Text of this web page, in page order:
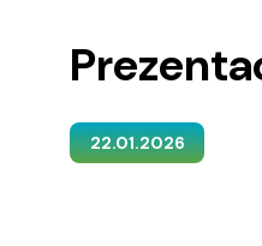
22.01.2026